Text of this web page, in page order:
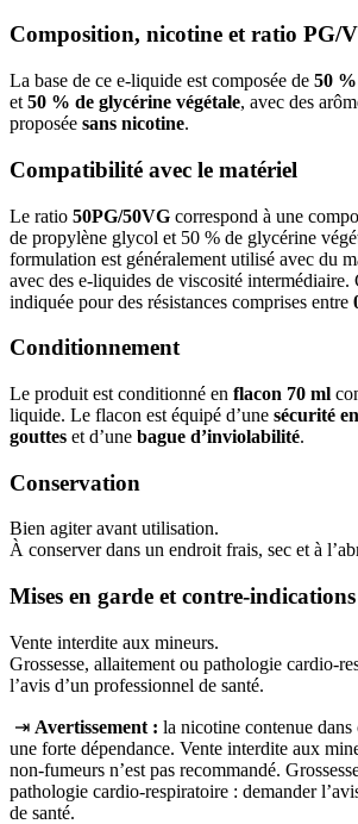
Composition, nicotine et ratio PG/
La base de ce e-liquide est composée de 50
et 50 % de glycérine végétale, avec des
proposée sans nicotine.
Compatibilité avec le matériel
Le ratio 50PG/50VG correspond à une
de propylène glycol et 50 % de glycérine
formulation est généralement utilisé avec du
avec des e-liquides de viscosité intermédiaire.
indiquée pour des résistances comprises entre
Conditionnement
Le produit est conditionné en flacon 70 ml
liquide. Le flacon est équipé d’une sécurité
gouttes et d’une bague d’inviolabilité.
Conservation
Bien agiter avant utilisation.
À conserver dans un endroit frais, sec et à
Mises en garde et contre-indications
Vente interdite aux mineurs.
Grossesse, allaitement ou pathologie cardio-
l’avis d’un professionnel de santé.
⇥ Avertissement : la nicotine contenue
une forte dépendance. Vente interdite aux
non‑fumeurs n’est pas recommandé.
pathologie cardio‑respiratoire : demander
de santé.